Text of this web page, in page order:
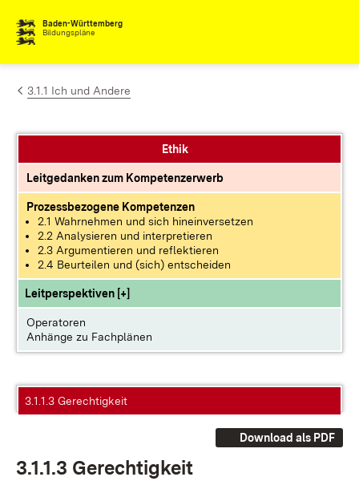
Zum Inhalt springen
Baden-Württemberg
Bildungspläne
3.1.1 Ich und Andere
Ethik
Leitgedanken zum Kompetenzerwerb
Prozessbezogene Kompetenzen
2.1 Wahrnehmen und sich hineinversetzen
2.2 Analysieren und interpretieren
2.3 Argumentieren und reflektieren
2.4 Beurteilen und (sich) entscheiden
Leitperspektiven [+]
Operatoren
Anhänge zu Fachplänen
3.1.1.3 Gerechtigkeit
Download als PDF
3.1.1.3 Ge­rech­tig­keit